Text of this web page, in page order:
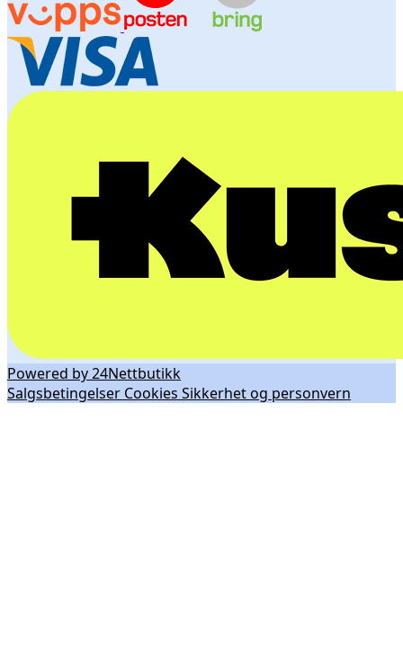
Powered by 24Nettbutikk
Salgsbetingelser Cookies Sikkerhet og personvern